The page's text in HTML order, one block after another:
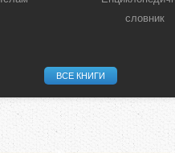
словник
ВСЕ КНИГИ